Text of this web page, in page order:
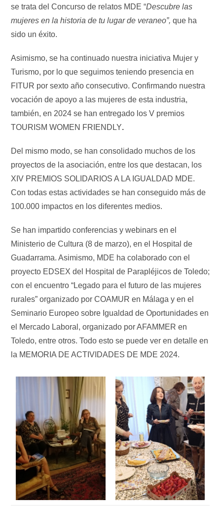
se trata del Concurso de relatos MDE “Descubre las
mujeres en la historia de tu lugar de veraneo”,que ha
sido un éxito.
Asimismo, se ha continuado nuestra iniciativa Mujer y
Turismo, por lo que seguimos teniendo presencia en
FITUR por sexto año consecutivo. Confirmando nuestra
vocación de apoyo a las mujeres de esta industria,
también, en 2024 se han entregado los V premios
TOURISM WOMEN FRIENDLY.
Del mismo modo, se han consolidado muchos de los
proyectos de la asociación, entre los que destacan, los
XIV PREMIOS SOLIDARIOS A LA IGUALDAD MDE.
Con todas estas actividades se han conseguido más de
100.000 impactos en los diferentes medios.
Se han impartido conferencias y webinars en el
Ministerio de Cultura (8 de marzo), en el Hospital de
Guadarrama. Asimismo, MDE ha colaborado con el
proyecto EDSEX del Hospital de Parapléjicos de Toledo;
con el encuentro “Legado para el futuro de las mujeres
rurales” organizado por COAMUR en Málaga y en el
Seminario Europeo sobre Igualdad de Oportunidades en
el Mercado Laboral, organizado por AFAMMER en
Toledo, entre otros. Todo esto se puede ver en detalle en
la MEMORIA DE ACTIVIDADES DE MDE 2024.